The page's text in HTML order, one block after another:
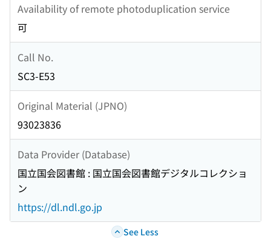
Availability of remote photoduplication service
可
Call No.
SC3-E53
Original Material (JPNO)
93023836
Data Provider (Database)
国立国会図書館 : 国立国会図書館デジタルコレクショ
ン
https://dl.ndl.go.jp
See Less